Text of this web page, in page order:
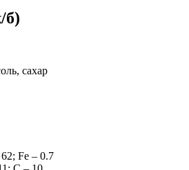
б)
сахар
Fe – 0.7